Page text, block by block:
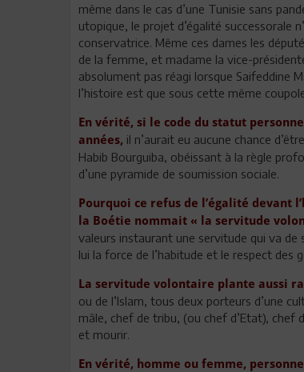
même dans le cas d’une Tunisie sans
utopique, le projet d’égalité successorale
conservatrice. Même ces dames les
de la femme, et madame la vice-
absolument pas réagi lorsque Saifeddine
l’histoire est que sous cette même
En vérité, si le code du statut
années, il n’aurait eu aucune chance
Habib Bourguiba, obéissant à la règle
d’une pyramide de soumission sociale.
Pourquoi ce refus de l’égalité devant
la Boétie nommait « la servitude
valeurs instaurant une servitude qui va de
lui la force de l’habitude et le respect des
La servitude volontaire plante aussi
ou de l’Islam, tous deux porteurs d’une
mâle, chef de tribu, (ou chef d’Etat), chef
et mourir.
En vérité, homme ou femme,